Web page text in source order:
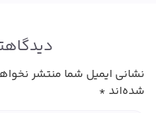
نشانی ایمیل شما منتشر
شده‌اند *